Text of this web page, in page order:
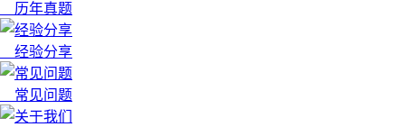
历年真题
经验分享
常见问题